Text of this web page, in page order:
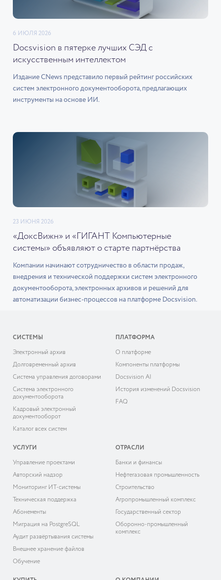
6 ИЮЛЯ 2026
Docsvision в пятерке лучших СЭД с
искусственным интеллектом
Издание CNews представило первый рейтинг российских
систем электронного документооборота, предлагающих
инструменты на основе ИИ.
23 ИЮНЯ 2026
«ДоксВижн» и «ГИГАНТ Компьютерные
системы» объявляют о старте партнёрства
Компании начинают сотрудничество в области продаж,
внедрения и технической поддержки систем электронного
документооборота, электронных архивов и решений для
автоматизации бизнес-процессов на платформе Docsvision.
СИСТЕМЫ
Электронный архив
Долговременный архив
Система управления договорами
Система электронного
документооборота
Кадровый электронный
документооборот
Каталог всех систем
ПЛАТФОРМА
О платформе
Компоненты платформы
Docsvision AI
История изменений Docsvision
FAQ
УСЛУГИ
Управление проектами
Авторский надзор
Мониторинг ИТ-системы
Техническая поддержка
Абонементы
Миграция на PostgreSQL
Аудит развёртывания системы
Внешнее хранение файлов
Обучение
ОТРАСЛИ
Банки и финансы
Нефтегазовая промышленность
Строительство
Агропромышленный комплекс
Государственный сектор
Оборонно-промышленный
комплекс